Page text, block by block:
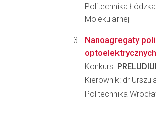
Politechnika
Molekularnej
Nanoagregaty
Konkurs:
Kierownik: dr
Politechnika